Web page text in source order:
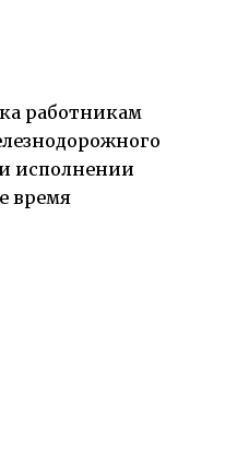
работникам
исполнении
время